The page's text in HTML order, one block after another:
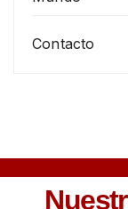
Contacto